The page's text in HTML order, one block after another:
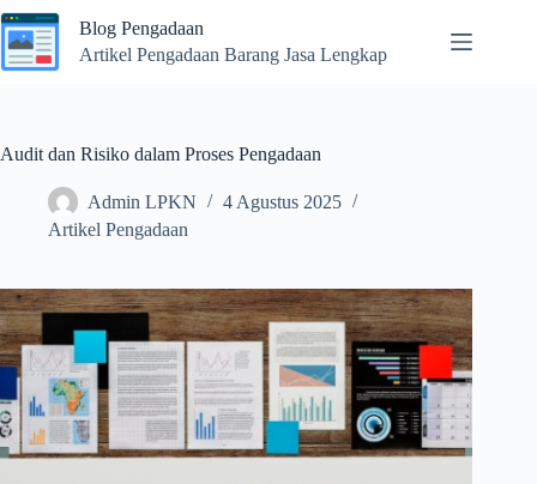
Skip
to
content
Blog Pengadaan
Artikel Pengadaan Barang Jasa Lengkap
Audit dan Risiko dalam Proses Pengadaan
Admin LPKN
4 Agustus 2025
Artikel Pengadaan